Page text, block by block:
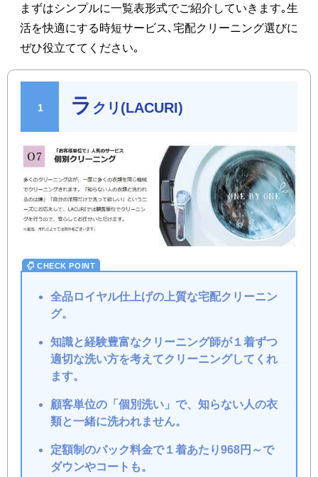
まずはシンプルに一覧表形式でご紹介していきます｡生
活を快適にする時短サービス､宅配クリーニング選びに
ぜひ役立ててください｡
ラ クリ(LACURI)
全品ロイヤル仕上げの上質な宅配クリーニン
グ。
知識と経験豊富なクリーニング師が１着ずつ
適切な洗い方を考えてクリーニングしてくれ
ます。
顧客単位の「個別洗い」で、知らない人の衣
類と一緒に洗われません。
定額制のパック料金で１着あたり968円～で
ダウンやコートも。